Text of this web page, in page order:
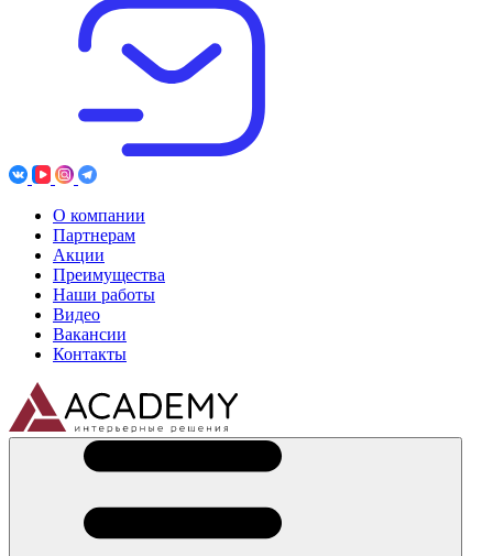
О компании
Партнерам
Акции
Преимущества
Наши работы
Видео
Вакансии
Контакты